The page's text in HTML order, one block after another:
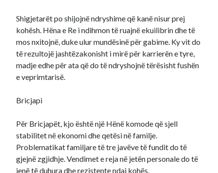
Shigjetarët po shijojnë ndryshime që kanë nisur prej
kohësh. Hëna e Re i ndihmon të ruajnë ekuilibrin dhe të
mos nxitojnë, duke ulur mundësinë për gabime. Ky vit do
të rezultojë jashtëzakonisht i mirë për karrierën e tyre,
madje edhe për ata që do të ndryshojnë tërësisht fushën
e veprimtarisë.
Bricjapi
Për Bricjapët, kjo është një Hënë komode që sjell
stabilitet në ekonomi dhe qetësi në familje.
Problematikat familjare të tre javëve të fundit do të
gjejnë zgjidhje. Vendimet e reja në jetën personale do të
jenë të duhura dhe rezistente ndaj kohës.